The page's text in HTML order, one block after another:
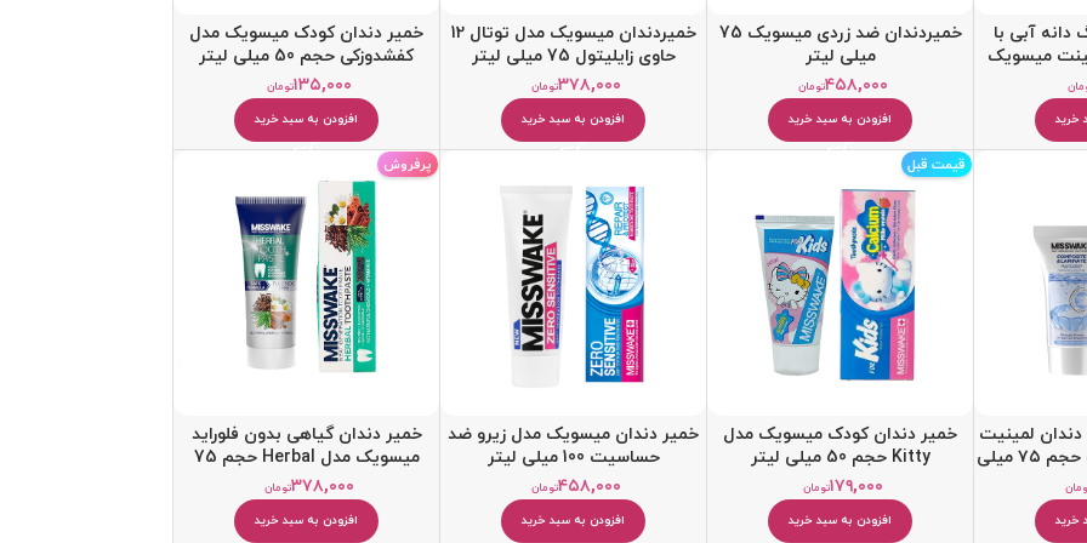
دانه آبی با
میسویک
خرید
خمیردندان ضد زردی میسویک 75
میلی لیتر
تومان۴۵۸,۰۰۰
افزودن به سبد خرید
خمیردندان میسویک مدل توتال 12
حاوی زایلیتول 75 میلی‌ لیتر
تومان۳۷۸,۰۰۰
افزودن به سبد خرید
خمیر دندان کودک میسویک مدل
کفشدوزکی حجم 50 میلی لیتر
تومان۱۳۵,۰۰۰
افزودن به سبد خرید
لمینیت
و کامپوزیت میسویک حجم ۷۵ میلی
خرید
قیمت قبل
خمیر دندان کودک میسویک مدل
Kitty حجم 50 میلی لیتر
تومان۱۷۹,۰۰۰
افزودن به سبد خرید
خمیر دندان میسویک مدل زیرو ضد
حساسیت 100 میلی لیتر
تومان۴۵۸,۰۰۰
افزودن به سبد خرید
پرفروش
خمیر دندان گیاهی بدون فلوراید
میسویک مدل Herbal حجم 75
میلی‌ لیتر
تومان۳۷۸,۰۰۰
افزودن به سبد خرید